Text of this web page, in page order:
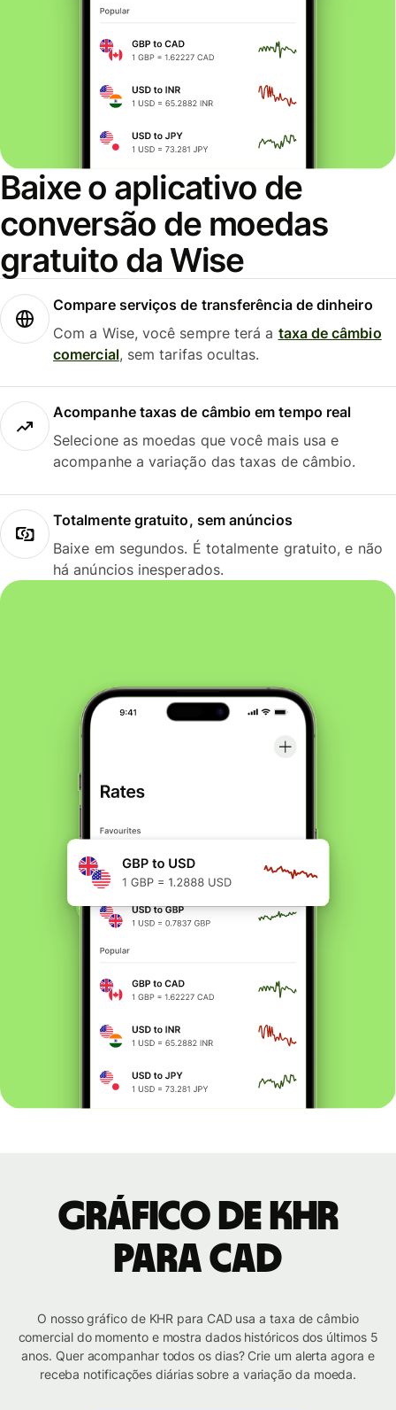
Baixe o aplicativo de
conversão de moedas
gratuito da Wise
Compare serviços de transferência de dinheiro
Com a Wise, você sempre terá a taxa de câmbio
comercial, sem tarifas ocultas.
Acompanhe taxas de câmbio em tempo real
Selecione as moedas que você mais usa e
acompanhe a variação das taxas de câmbio.
Totalmente gratuito, sem anúncios
Baixe em segundos. É totalmente gratuito, e não
há anúncios inesperados.
Gráfico de KHR
para CAD
O nosso gráfico de KHR para CAD usa a taxa de câmbio
comercial do momento e mostra dados históricos dos últimos 5
anos. Quer acompanhar todos os dias? Crie um alerta agora e
receba notificações diárias sobre a variação da moeda.